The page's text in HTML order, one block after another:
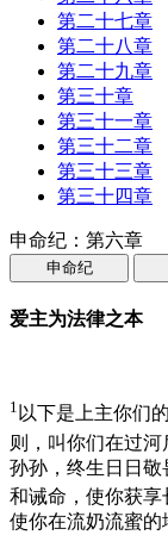
第二十七章
第二十八章
第二十九章
第三十章
第三十一章
第三十二章
第三十三章
第三十四章
申命纪：第六章
申命纪
爱主为法律之本
1以下是上主你们
则，叫你们在过河
孙孙，终生日日
和诫命，使你获享
使你在流奶流蜜